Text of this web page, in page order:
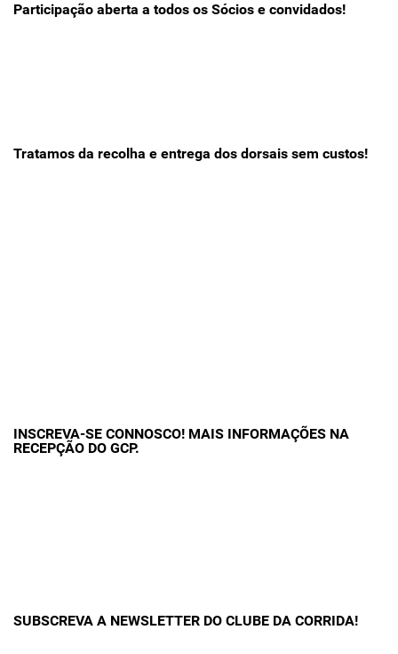
Participação aberta a todos os Sócios e convidados!
Tratamos da recolha e entrega dos dorsais sem custos!
INSCREVA-SE CONNOSCO! MAIS INFORMAÇÕES NA
RECEPÇÃO DO GCP.
SUBSCREVA A NEWSLETTER DO CLUBE DA CORRIDA!